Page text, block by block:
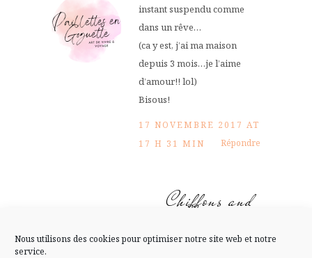
Nous utilisons des cookies pour optimiser notre site web et notre
service.
instant suspendu comme
dans un rêve…
(ca y est, j’ai ma maison
depuis 3 mois…je l’aime
d’amour!! lol)
Bisous!
17 NOVEMBRE 2017 AT
17 H 31 MIN
Répondre
Chiffons and
co, blog
FLUX INSTA
Suivre sur Instagram
Confidentialité